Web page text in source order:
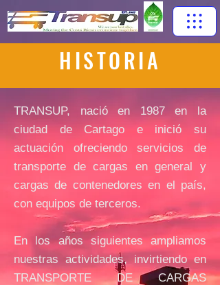
HISTORIA
TRANSUP, nació en 1987 en la
ciudad de Cartago e inició su
actuación ofreciendo servicios de
transporte de cargas en general y
cargas de contenedores en el país,
con equipos de terceros.
En los años siguientes ampliamos
nuestras actividades, invirtiendo en
TRANSPORTE DE CARGAS